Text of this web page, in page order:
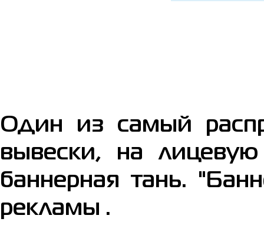
Один из самый
вывески, на лицевую
баннерная тань.
рекламы .